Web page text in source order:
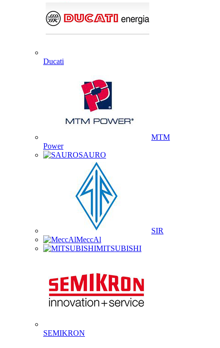
Ducati
MTM
Power
SAURO
SIR
MeccAl
MITSUBISHI
SEMIKRON